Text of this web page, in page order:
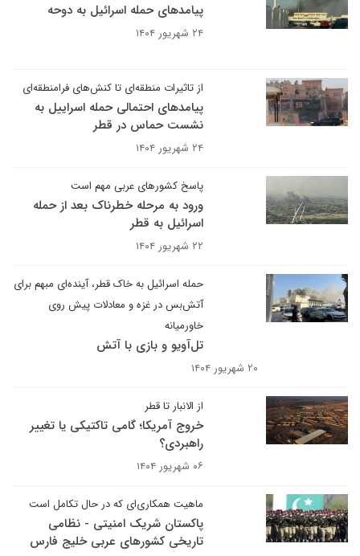
پیامدهای حمله اسرائیل به دوحه
۲۴ شهریور ۱۴۰۴
از تاثیرات منطقه‌ای تا کنش‌های فرامنطقه‌ای
پیامدهای احتمالی حمله اسراییل به
نشست حماس در قطر
۲۴ شهریور ۱۴۰۴
پاسخ کشورهای عربی مهم است
ورود به مرحله خطرناک بعد از حمله
اسرائیل به قطر
۲۲ شهریور ۱۴۰۴
حمله اسرائیل به خاک قطر، آینده‌ای مبهم برای
آتش‌بس در غزه و معادلات پیش روی
خاورمیانه
تل‌آویو و بازی با آتش
۲۰ شهریور ۱۴۰۴
از الانبار تا قطر
خروج آمریکا؛ گامی تاکتیکی یا تغییر
راهبردی؟
۰۶ شهریور ۱۴۰۴
ماهیت همکاری‌ای که در حال تکامل است
پاکستان شریک امنیتی - نظامی
تاریخی کشورهای عربی خلیج فارس